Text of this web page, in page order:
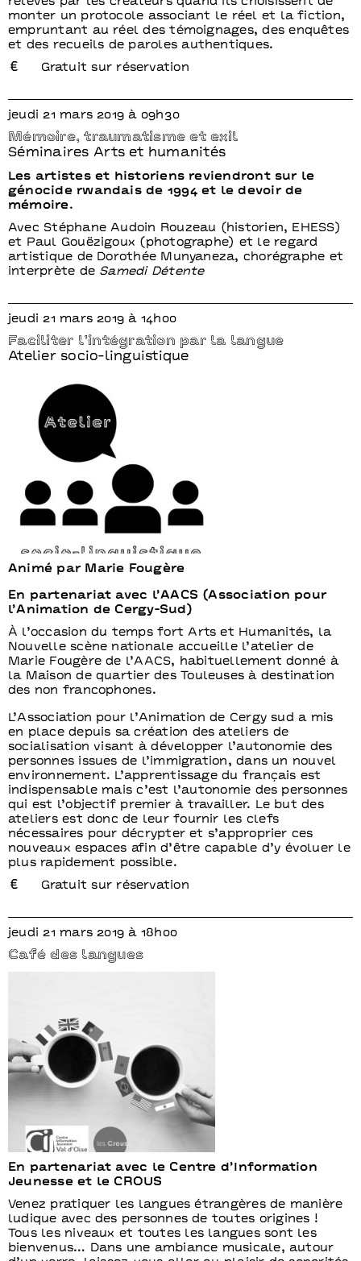
monter un protocole associant le réel et la fiction,
empruntant au réel des témoignages, des enquêtes
et des recueils de paroles authentiques.
Gratuit sur réservation
jeudi 21 mars 2019 à 09h30
Mémoire, traumatisme et exil
Séminaires Arts et humanités
Les artistes et historiens reviendront sur le
génocide rwandais de 1994 et le devoir de
mémoire.
Avec Stéphane Audoin Rouzeau (historien, EHESS)
et Paul Gouëzigoux (photographe) et le regard
artistique de Dorothée Munyaneza, chorégraphe et
interprète de Samedi Détente
jeudi 21 mars 2019 à 14h00
Faciliter l’intégration par la langue
Atelier socio-linguistique
Animé par Marie Fougère
En partenariat avec l’AACS (Association pour
l’Animation de Cergy-Sud)
À l’occasion du temps fort Arts et Humanités, la
Nouvelle scène nationale accueille l’atelier de
Marie Fougère de l’AACS, habituellement donné à
la Maison de quartier des Touleuses à destination
des non francophones.
L’Association pour l’Animation de Cergy sud a mis
en place depuis sa création des ateliers de
socialisation visant à développer l’autonomie des
personnes issues de l’immigration, dans un nouvel
environnement. L’apprentissage du français est
indispensable mais c’est l’autonomie des personnes
qui est l’objectif premier à travailler. Le but des
ateliers est donc de leur fournir les clefs
nécessaires pour décrypter et s’approprier ces
nouveaux espaces afin d’être capable d’y évoluer le
plus rapidement possible.
Gratuit sur réservation
jeudi 21 mars 2019 à 18h00
Café des langues
En partenariat avec le Centre d’Information
Jeunesse et le CROUS
Venez pratiquer les langues étrangères de manière
ludique avec des personnes de toutes origines !
Tous les niveaux et toutes les langues sont les
bienvenus… Dans une ambiance musicale, autour